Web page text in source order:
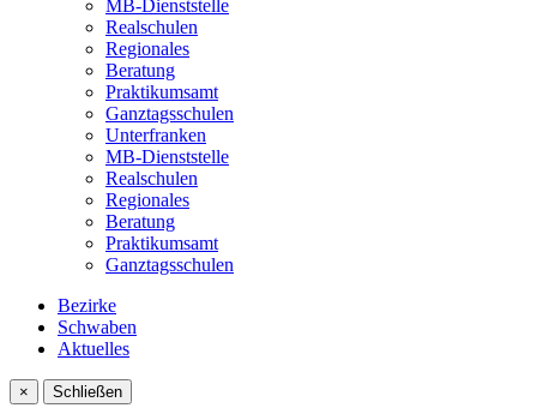
MB-Dienststelle
Realschulen
Regionales
Beratung
Praktikumsamt
Ganztagsschulen
Unterfranken
MB-Dienststelle
Realschulen
Regionales
Beratung
Praktikumsamt
Ganztagsschulen
Bezirke
Schwaben
Aktuelles
× Schließen